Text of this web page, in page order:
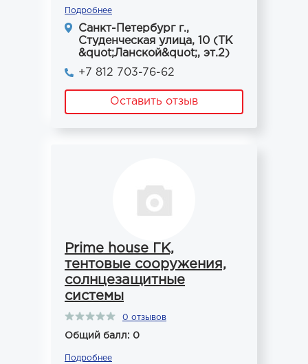
Подробнее
Санкт-Петербург г.,
Студенческая улица, 10 (ТК
&quot;Ланской&quot;, эт.2)
+7 812 703-76-62
Оставить отзыв
Prime house ГК,
тентовые сооружения,
солнцезащитные
системы
0 отзывов
Общий балл: 0
Подробнее